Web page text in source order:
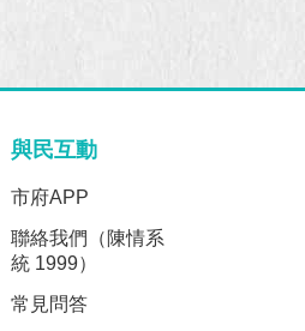
與民互動
市府APP
聯絡我們（陳情系
統 1999）
常見問答